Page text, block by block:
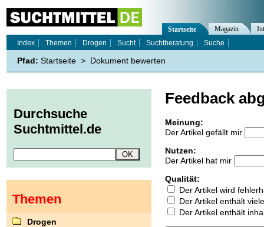
Feedback
Meinung:
Der Artikel gefällt mir
Nutzen:
Der Artikel hat mir
Qualität:
Der Artikel wird
Der Artikel enthält
Der Artikel enthält
Startseite Magazin
Index
Themen Drogen Sucht Suchtberatung Suche
Pfad: Startseite > Dokument bewerten
Durchsuche
Suchtmittel.de
Themen
Drogen